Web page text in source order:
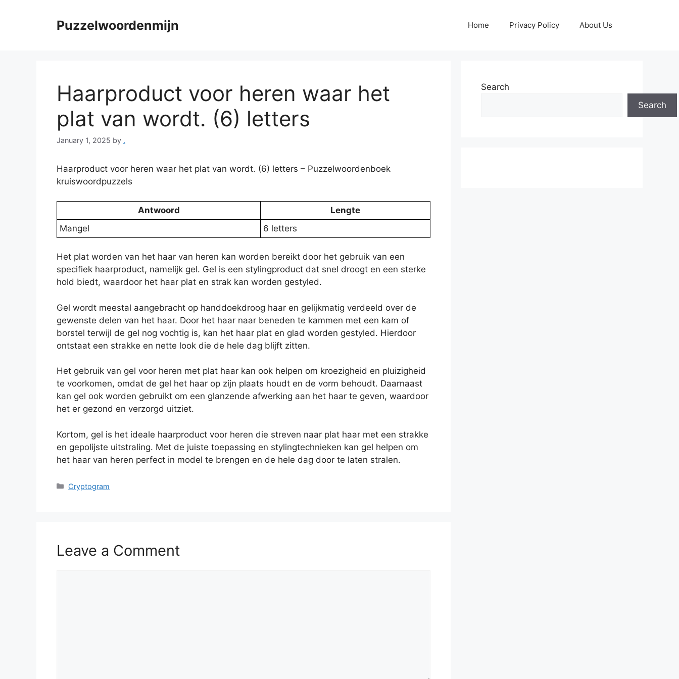
Puzzelwoordenmijn Home Privacy Policy About Us
Haarproduct voor heren waar het
plat van wordt. (6) letters
January 1, 2025 by .
Haarproduct voor heren waar het plat van wordt. (6) letters – Puzzelwoordenboek
kruiswoordpuzzels
Antwoord
Lengte
Mangel
6 letters
Het plat worden van het haar van heren kan worden bereikt door het gebruik van een
specifiek haarproduct, namelijk gel. Gel is een stylingproduct dat snel droogt en een sterke
hold biedt, waardoor het haar plat en strak kan worden gestyled.
Gel wordt meestal aangebracht op handdoekdroog haar en gelijkmatig verdeeld over de
gewenste delen van het haar. Door het haar naar beneden te kammen met een kam of
borstel terwijl de gel nog vochtig is, kan het haar plat en glad worden gestyled. Hierdoor
ontstaat een strakke en nette look die de hele dag blijft zitten.
Het gebruik van gel voor heren met plat haar kan ook helpen om kroezigheid en pluizigheid
te voorkomen, omdat de gel het haar op zijn plaats houdt en de vorm behoudt. Daarnaast
kan gel ook worden gebruikt om een glanzende afwerking aan het haar te geven, waardoor
het er gezond en verzorgd uitziet.
Kortom, gel is het ideale haarproduct voor heren die streven naar plat haar met een strakke
en gepolijste uitstraling. Met de juiste toepassing en stylingtechnieken kan gel helpen om
het haar van heren perfect in model te brengen en de hele dag door te laten stralen.
Categories
Cryptogram
Leave a Comment
Search
Search